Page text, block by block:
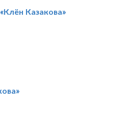
Казакова»